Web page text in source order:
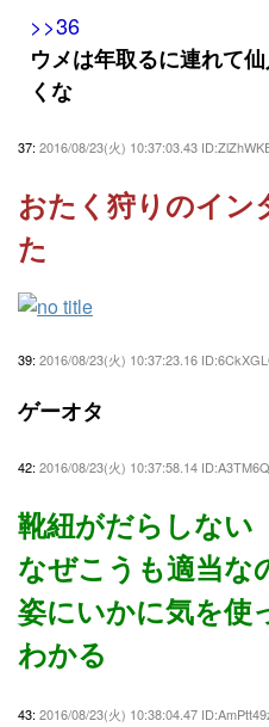
>>36
ウメは年取るに連れて
くな
37: 2016/08/23(火) 10:37:03.43
おたく狩りのイン
た
39: 2016/08/23(火) 10:37:23.16
ゲーオタ
42: 2016/08/23(火) 10:37:58.14
靴紐がだらしない
なぜこうも適当な
姿にいかに気を使
わかる
43: 2016/08/23(火) 10:38:04.47